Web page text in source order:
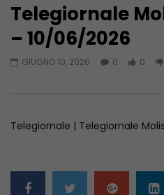
43:15
Telegiornale Molise ore 19.30 –
07/08/2026
Telegiornale
– 10/06/2026
GIUGNO 10, 2026 0 0
Telegiornale | Telegiornale